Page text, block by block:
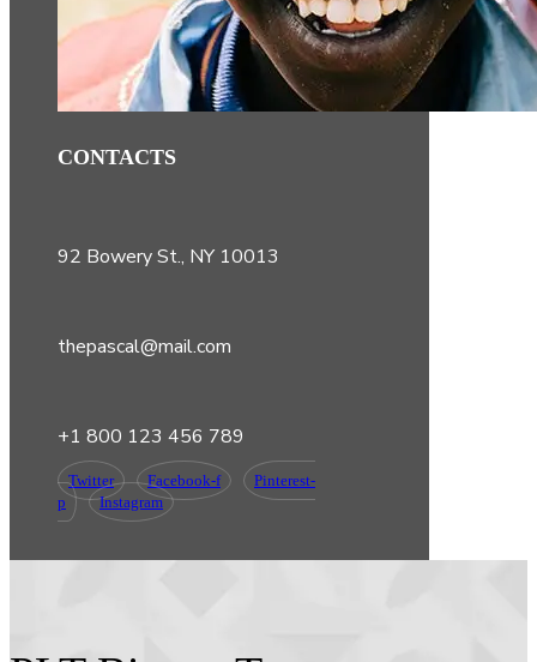
CONTACTS
92 Bowery St., NY 10013
thepascal@mail.com
+1 800 123 456 789
Twitter Facebook-f
Pinterest-
p
Instagram